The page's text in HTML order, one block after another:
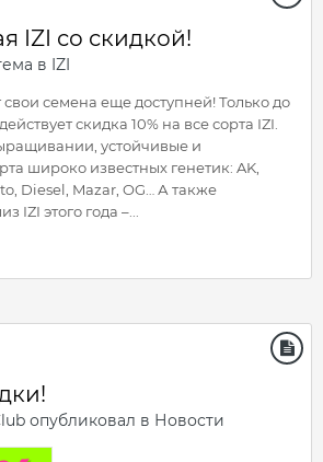
IZI со скидкой!
в IZI
семена еще доступней! Только до
скидка 10% на все сорта IZI.
устойчивые и
широко известных генетик: AK,
Diesel, Mazar, OG… А также
IZI этого года –...
опубликовал в Новости